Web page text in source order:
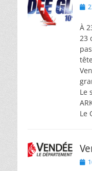
À
23
Le
Le